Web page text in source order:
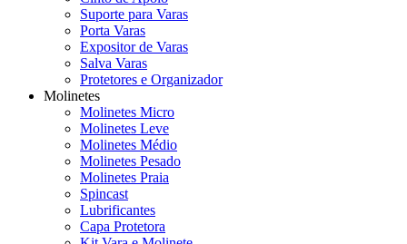
Suporte para Varas
Porta Varas
Expositor de Varas
Salva Varas
Protetores e Organizador
Molinetes
Molinetes Micro
Molinetes Leve
Molinetes Médio
Molinetes Pesado
Molinetes Praia
Spincast
Lubrificantes
Capa Protetora